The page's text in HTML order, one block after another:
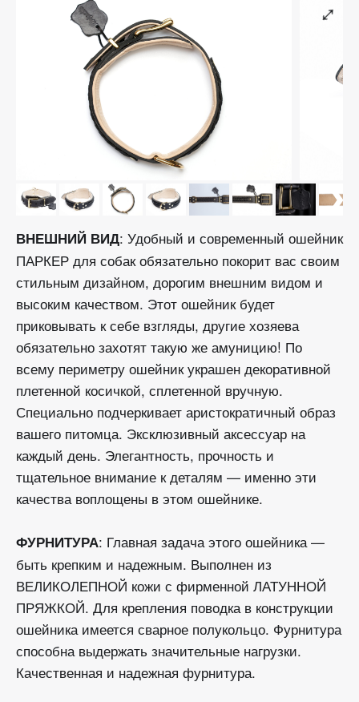
ВНЕШНИЙ ВИД: Удобный и современный ошейник
ПАРКЕР для собак обязательно покорит вас своим
стильным дизайном, дорогим внешним видом и
высоким качеством. Этот ошейник будет
приковывать к себе взгляды, другие хозяева
обязательно захотят такую же амуницию! По
всему периметру ошейник украшен декоративной
плетенной косичкой, сплетенной вручную.
Специально подчеркивает аристократичный образ
вашего питомца. Эксклюзивный аксессуар на
каждый день. Элегантность, прочность и
тщательное внимание к деталям — именно эти
качества воплощены в этом ошейнике.
ФУРНИТУРА: Главная задача этого ошейника —
быть крепким и надежным. Выполнен из
ВЕЛИКОЛЕПНОЙ кожи с фирменной ЛАТУННОЙ
ПРЯЖКОЙ. Для крепления поводка в конструкции
ошейника имеется сварное полукольцо. Фурнитура
способна выдержать значительные нагрузки.
Качественная и надежная фурнитура.